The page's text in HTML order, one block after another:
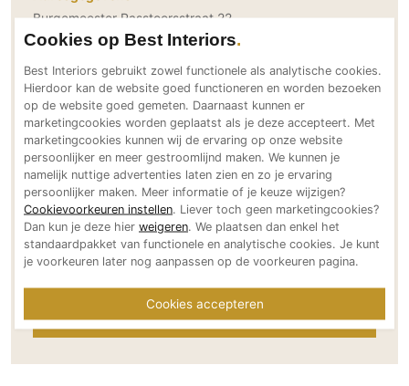
PVC vloeren
Gietvloeren
Houten vloeren
Natuursteen en keramiek vloeren
Vloerkleden
Afwerking
Wandafwerking
Beton Ciré
Behang / Wandtextiel
Schilderwerk
Burgemeester Passtoorsstraat 22
4835 KG Breda
NL
Bereikbaar via
+31 (0) 6 29013289
info@maaikevandiemen.nl
maaikevandiemen.nl
Social media
Meer over Maaike van Diemen Interieurontwerp
Meer projecten van Maaike van Diemen
Interieurontwerp
Cookies op Best Interiors
Best Interiors gebruikt zowel functionele als analytische cookies.
Hierdoor kan de website goed functioneren en worden bezoeken
op de website goed gemeten. Daarnaast kunnen er
marketingcookies worden geplaatst als je deze accepteert. Met
marketingcookies kunnen wij de ervaring op onze website
persoonlijker en meer gestroomlijnd maken. We kunnen je
namelijk nuttige advertenties laten zien en zo je ervaring
persoonlijker maken. Meer informatie of je keuze wijzigen?
Cookievoorkeuren instellen. Liever toch geen marketingcookies?
Dan kun je deze hier weigeren. We plaatsen dan enkel het
standaardpakket van functionele en analytische cookies. Je kunt
je voorkeuren later nog aanpassen op de voorkeuren pagina.
Cookies accepteren